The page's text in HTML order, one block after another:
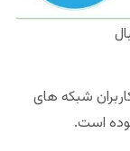
شبکه های